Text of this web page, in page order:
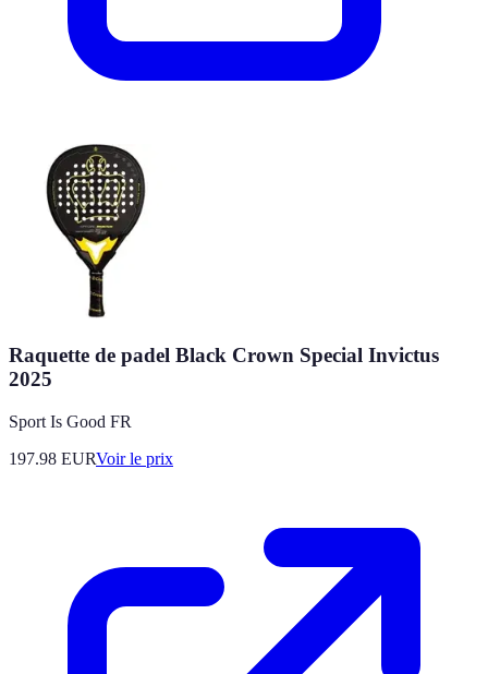
Raquette de padel Black Crown Special Invictus
2025
Sport Is Good FR
197.98 EURVoir le prix